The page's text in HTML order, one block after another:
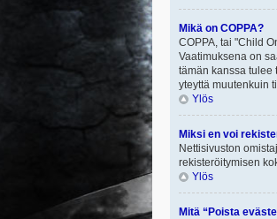
Mikä on COPPA?
COPPA, tai "Child
Vaatimuksena on
tämän kanssa tulee
yteyttä muutenkuin
Ylös
Miksi en voi
Nettisivuston
rekisteröitymisen
Ylös
Mitä “Poista